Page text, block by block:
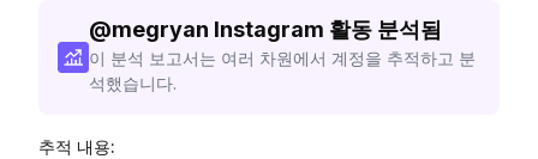
@megryan Instagram 활동 분석됨
이 분석 보고서는 여러 차원에서 계정을 추적하고 분
석했습니다.
추적 내용: